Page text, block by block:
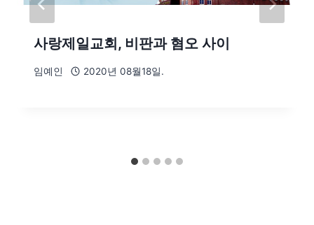
사랑제일교회, 비판과 혐오 사이
임예인 2020년 08월18일.